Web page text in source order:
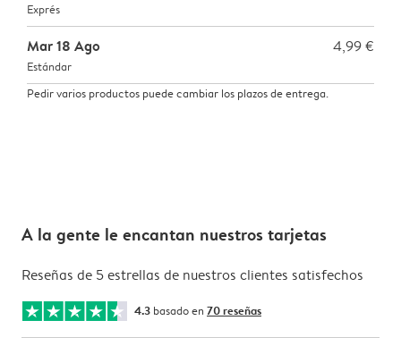
Exprés
Mar 18 Ago 4,99 €
Estándar
Pedir varios productos puede cambiar los plazos de entrega.
A la gente le encantan nuestros tarjetas
Reseñas de 5 estrellas de nuestros clientes satisfechos
4.3 basado en 70 reseñas